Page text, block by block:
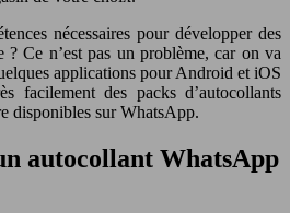
nécessaires pour développer des
? Ce n’est pas un problème, car on va
applications pour Android et iOS
facilement des packs d’autocollants
disponibles sur WhatsApp.
autocollant WhatsApp